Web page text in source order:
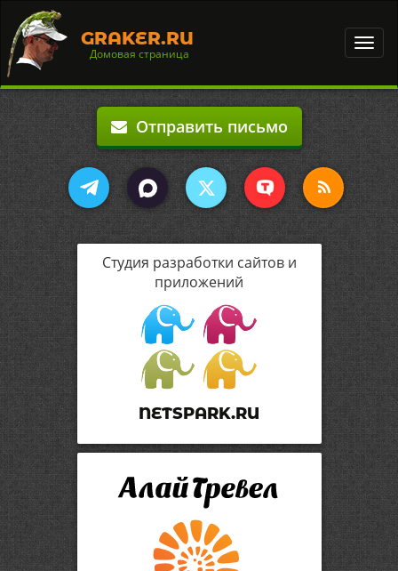
GRAKER.RU
Домовая страница
Отправить письмо
Студия разработки сайтов и
приложений
NETSPARK.RU